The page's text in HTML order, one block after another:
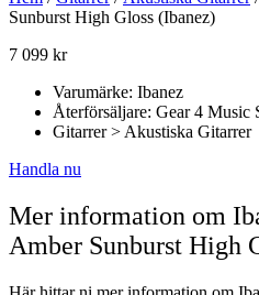
Sunburst High Gloss (Ibanez)
7 099 kr
Varumärke: Ibanez
Återförsäljare: Gear 4 Music
Gitarrer > Akustiska Gitarrer
Handla nu
Mer information om
Amber Sunburst High